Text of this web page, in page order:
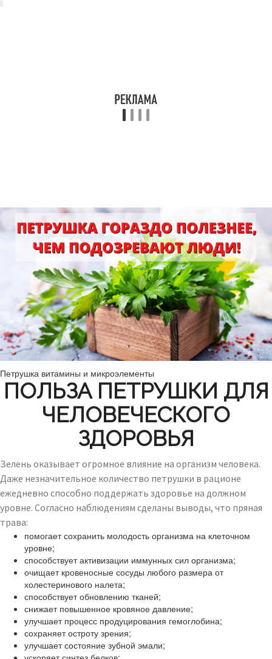
Петрушка витамины и микроэлементы
ПОЛЬЗА ПЕТРУШКИ ДЛЯ
ЧЕЛОВЕЧЕСКОГО
ЗДОРОВЬЯ
Зелень оказывает огромное влияние на организм человека.
Даже незначительное количество петрушки в рационе
ежедневно способно поддержать здоровье на должном
уровне. Согласно наблюдениям сделаны выводы, что пряная
трава:
помогает сохранить молодость организма на клеточном
уровне;
способствует активизации иммунных сил организма;
очищает кровеносные сосуды любого размера от
холестеринового налета;
способствует обновлению тканей;
снижает повышенное кровяное давление;
улучшает процесс продуцирования гемоглобина;
сохраняет остроту зрения;
улучшает состояние зубной эмали;